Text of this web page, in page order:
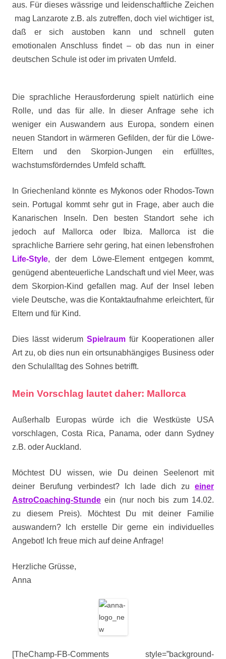
aus. Für dieses wässrige und leidenschaftliche Zeichen
mag Lanzarote z.B. als zutreffen, doch viel wichtiger ist,
daß er sich austoben kann und schnell guten
emotionalen Anschluss findet – ob das nun in einer
deutschen Schule ist oder im privaten Umfeld.
Die sprachliche Herausforderung spielt natürlich eine
Rolle, und das für alle. In dieser Anfrage sehe ich
weniger ein Auswandern aus Europa, sondern einen
neuen Standort in wärmeren Gefilden, der für die Löwe-
Eltern und den Skorpion-Jungen ein erfülltes,
wachstumsförderndes Umfeld schafft.
In Griechenland könnte es Mykonos oder Rhodos-Town
sein. Portugal kommt sehr gut in Frage, aber auch die
Kanarischen Inseln. Den besten Standort sehe ich
jedoch auf Mallorca oder Ibiza. Mallorca ist die
sprachliche Barriere sehr gering, hat einen lebensfrohen
Life-Style, der dem Löwe-Element entgegen kommt,
genügend abenteuerliche Landschaft und viel Meer, was
dem Skorpion-Kind gefallen mag. Auf der Insel leben
viele Deutsche, was die Kontaktaufnahme erleichtert, für
Eltern und für Kind.
Dies lässt widerum Spielraum für Kooperationen aller
Art zu, ob dies nun ein ortsunabhängiges Business oder
den Schulalltag des Sohnes betrifft.
Mein Vorschlag lautet daher: Mallorca
Außerhalb Europas würde ich die Westküste USA
vorschlagen, Costa Rica, Panama, oder dann Sydney
z.B. oder Auckland.
Möchtest DU wissen, wie Du deinen Seelenort mit
deiner Berufung verbindest? Ich lade dich zu einer
AstroCoaching-Stunde ein (nur noch bis zum 14.02.
zu diesem Preis). Möchtest Du mit deiner Familie
auswandern? Ich erstelle Dir gerne ein individuelles
Angebot! Ich freue mich auf deine Anfrage!
Herzliche Grüsse,
Anna
[TheChamp-FB-Comments style=”background-